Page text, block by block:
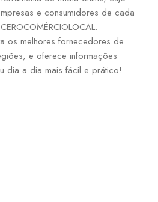
e consumidores de cada
os melhores fornecedores de
e oferece informações
dia a dia mais fácil e prático!